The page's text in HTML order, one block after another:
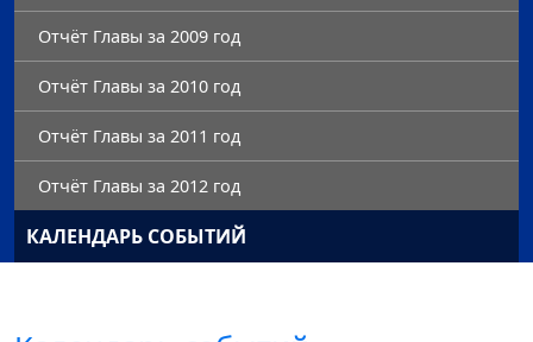
Отчёт Главы за 2009 год
Отчёт Главы за 2010 год
Отчёт Главы за 2011 год
Отчёт Главы за 2012 год
КАЛЕНДАРЬ СОБЫТИЙ